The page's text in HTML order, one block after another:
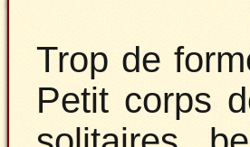
Trop de
Petit corps